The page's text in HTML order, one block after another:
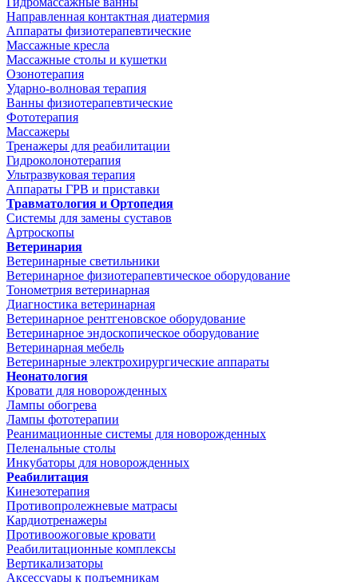
Направленная контактная диатермия
Аппараты физиотерапевтические
Массажные кресла
Массажные столы и кушетки
Озонотерапия
Ударно-волновая терапия
Ванны физиотерапевтические
Фототерапия
Массажеры
Тренажеры для реабилитации
Гидроколонотерапия
Ультразвуковая терапия
Аппараты ГРВ и приставки
Травматология и Ортопедия
Системы для замены суставов
Артроскопы
Ветеринария
Ветеринарные светильники
Ветеринарное физиотерапевтическое оборудование
Тонометрия ветеринарная
Диагностика ветеринарная
Ветеринарное рентгеновское оборудование
Ветеринарное эндоскопическое оборудование
Ветеринарная мебель
Ветеринарные электрохирургические аппараты
Неонатология
Кровати для новорожденных
Лампы обогрева
Лампы фототерапии
Реанимационные системы для новорожденных
Пеленальные столы
Инкубаторы для новорожденных
Реабилитация
Кинезотерапия
Противопролежневые матрасы
Кардиотренажеры
Противоожоговые кровати
Реабилитационные комплексы
Вертикализаторы
Аксессуары к подъемникам